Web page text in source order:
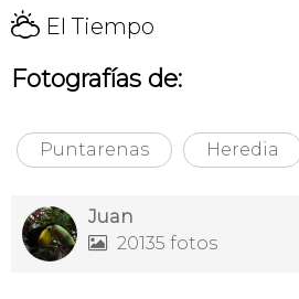
H El Tiempo
Fotografías de:
Puntarenas Heredia
Juan
 20135 fotos